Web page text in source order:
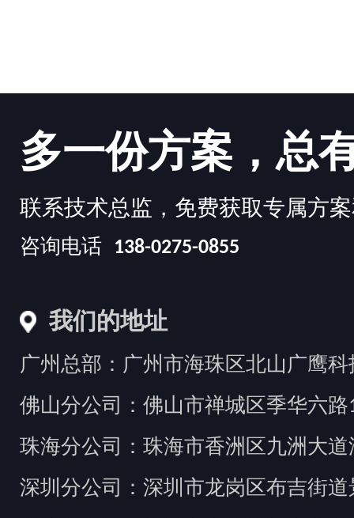
多一份方案，总
联系技术总监，免费获取专属方
咨询电话 138-0275-0855
我们的地址
广州总部：广州市海珠区北山广鹰科
佛山分公司：佛山市禅城区季华六路
珠海分公司：珠海市香洲区九洲大道
深圳分公司：深圳市龙岗区布吉街